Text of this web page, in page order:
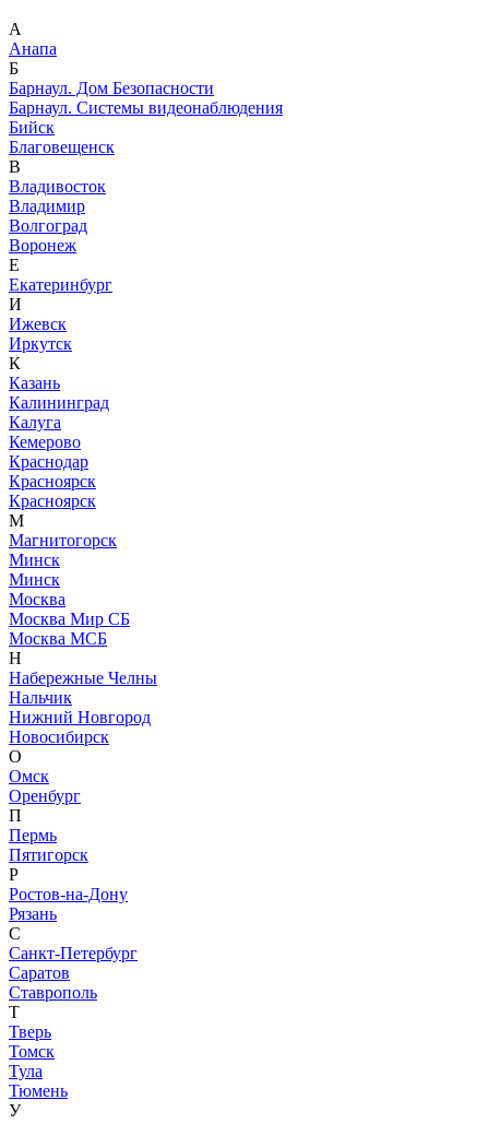
А
Анапа
Б
Барнаул. Дом Безопасности
Барнаул. Системы видеонаблюдения
Бийск
Благовещенск
В
Владивосток
Владимир
Волгоград
Воронеж
Е
Екатеринбург
И
Ижевск
Иркутск
К
Казань
Калининград
Калуга
Кемерово
Краснодар
Красноярск
Красноярск
М
Магнитогорск
Минск
Минск
Москва
Москва Мир СБ
Москва МСБ
Н
Набережные Челны
Нальчик
Нижний Новгород
Новосибирск
О
Омск
Оренбург
П
Пермь
Пятигорск
Р
Ростов-на-Дону
Рязань
С
Санкт-Петербург
Саратов
Ставрополь
Т
Тверь
Томск
Тула
Тюмень
У